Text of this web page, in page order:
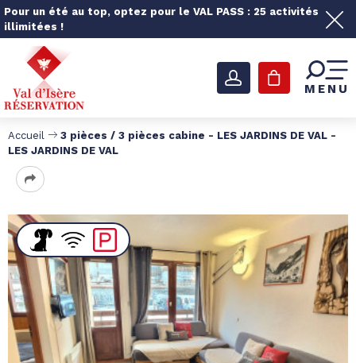
Pour un été au top, optez pour le VAL PASS : 25 activités
illimitées !
MENU
Accueil
3 pièces / 3 pièces cabine - LES JARDINS DE VAL -
LES JARDINS DE VAL